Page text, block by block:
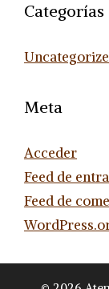
Categorías
Meta
Acceder
Feed de
Feed de